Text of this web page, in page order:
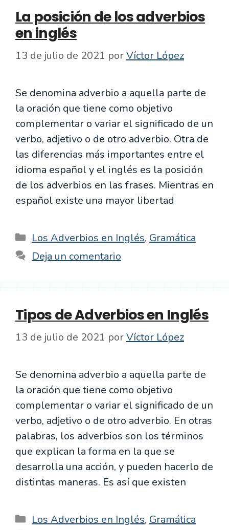
La posición de los adverbios
en inglés
13 de julio de 2021 porVíctor López
Se denomina adverbio a aquella parte de
la oración que tiene como objetivo
complementar o variar el significado de un
verbo, adjetivo o de otro adverbio. Otra de
las diferencias más importantes entre el
idioma español y el inglés es la posición
de los adverbios en las frases. Mientras en
español existe una mayor libertad
Categorías
Los Adverbios en Inglés, Gramática
Deja un comentario
Tipos de Adverbios en Inglés
13 de julio de 2021 porVíctor López
Se denomina adverbio a aquella parte de
la oración que tiene como objetivo
complementar o variar el significado de un
verbo, adjetivo o de otro adverbio. En otras
palabras, los adverbios son los términos
que explican la forma en la que se
desarrolla una acción, y pueden hacerlo de
distintas maneras. Es así que existen
Categorías
Los Adverbios en Inglés, Gramática